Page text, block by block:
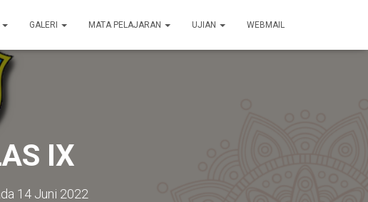
GALERI MATA PELAJARAN UJIAN WEBMAIL
IX
14 Juni 2022